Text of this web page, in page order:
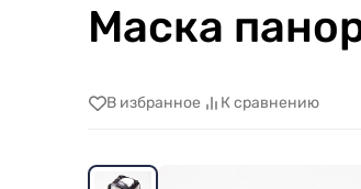
Маска
В избранное К сравнению